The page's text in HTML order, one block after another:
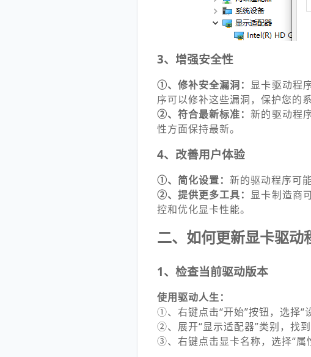
3、增强安全性
①、修补安全漏洞： 显卡驱动程
序可以修补这些漏洞，保护您的
②、符合最新标准：新的驱动程
性方面保持最新。
4、改善用户体验
①、简化设置： 新的驱动程序可
②、提供更多工具： 显卡制造商
控和优化显卡性能。
二、如何更新显卡驱动
1、检查当前驱动版本
使用驱动人生：
①、右键点击“开始”按钮，选择“
②、展开“显示适配器”类别，找到
③、右键点击显卡名称，选择“属